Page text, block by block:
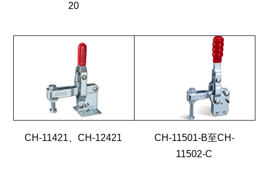
20
CH-11421、CH-12421
CH-11501-B至CH-
11502-C